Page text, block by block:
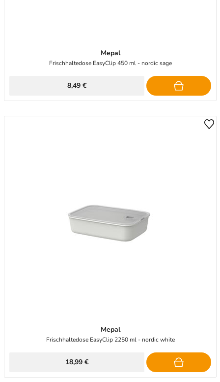
Mepal
Frischhaltedose EasyClip 450 ml - nordic sage
8,49 €
Mepal
Frischhaltedose EasyClip 2250 ml - nordic white
18,99 €